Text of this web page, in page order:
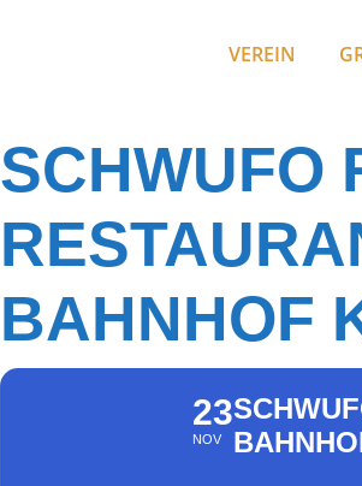
VEREIN
SCHWUFO
BAHNHOF
23
NOV